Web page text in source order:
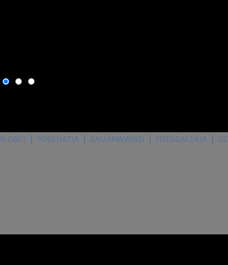
O OBCI PODUJATIA ZAUJÍMAVOSTI FOTOGALÉRIA